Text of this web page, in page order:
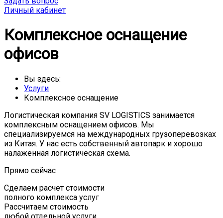
Личный кабинет
Комплексное оснащение
офисов
Вы здесь:
Услуги
Комплексное оснащение
Логистическая компания SV LOGISTICS занимается
комплексным оснащением офисов. Мы
специализируемся на международных грузоперевозках
из Китая. У нас есть собственный автопарк и хорошо
налаженная логистическая схема.
Прямо сейчас
Сделаем расчет стоимости
полного комплекса услуг
Рассчитаем стоимость